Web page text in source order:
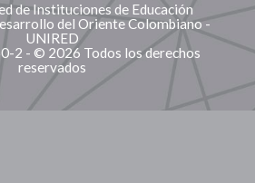
de Instituciones de Educación
del Oriente Colombiano -
UNIRED
2 - © 2026 Todos los derechos
reservados